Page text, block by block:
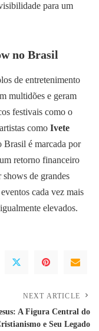
para um
no Brasil
de entretenimento
multidões e geram
festivais como o
como Ivete
Brasil é marcada por
retorno financeiro
shows de grandes
cada vez mais
elevados.
NEXT ARTICLE
A Figura Central do
e Seu Legado